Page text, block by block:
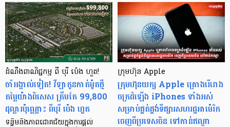
ដំណឹង​ពាណិជ្ជកម្ម ពី បុរី ប៉េង ហួត!
ចាំអង្កាល់​ទៀត! វីឡាកូនកាត់​ម៉ូតថ្មី
តម្លៃ​យ៉ាង​ពិសេស ត្រឹមតែ 99,800
ដុល្លារ​ប៉ុណ្ណោះ ពីបុរី ប៉េង ហួត
ទន្ទឹមនឹងភាពជោគជ័យក្នុងការផ្តល់
ក្រុមហ៊ុន Apple
ក្រុមហ៊ុនយក្ស Apple គ្រោងរើរោង
ចក្រដំឡើង iPhones ទាំងអស់
សម្រាប់ផ្គត់ផ្គង់ទីផ្សារសហរដ្ឋអាម៉េរិក
ចេញពីប្រទេសចិន ទៅកាន់ឥណ្ឌា